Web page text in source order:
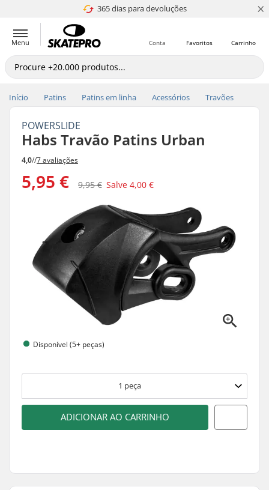
365 dias para devoluções
4.8 de 5 ×
Menu Carrinho
Favoritos
Conta
Início Patins Patins em linha Acessórios Travões
POWERSLIDE
Habs Travão Patins Urban
4,0//7 avaliações
5,95 € 9,95 € Salve 4,00 €
Disponível (5+ peças)
1 peça
ADICIONAR AO CARRINHO